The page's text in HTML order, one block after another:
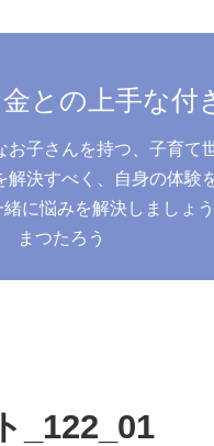
との上手な付
子さんを持つ、子育て
決すべく、自身の体験
に悩みを解決しまし
まつたろう
_122_01